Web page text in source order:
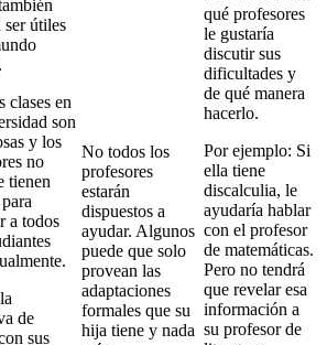
ser útiles
clases en
son
y los
no
tienen
a todos
de
sus
No todos los
profesores
estarán
dispuestos a
ayudar. Algunos
puede que solo
provean las
adaptaciones
formales que su
hija tiene y nada
qué profesores
le gustaría
discutir sus
dificultades y
de qué manera
hacerlo.
Por ejemplo: Si
ella tiene
discalculia, le
ayudaría hablar
con el profesor
de matemáticas.
Pero no tendrá
que revelar esa
información a
su profesor de